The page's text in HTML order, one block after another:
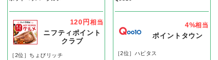
120円 相当
ニフティポイント
クラブ
［2位］ちょびリッチ
4%相当
ポイントタウン
［2位］ハピタス